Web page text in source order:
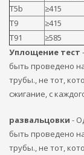
T5b
≥415
T9
≥415
T91
≥585
Уплощение тест
быть проведено
трубы., не тот,
сжигание, с
развальцовки -
быть проведено
трубы., не тот,